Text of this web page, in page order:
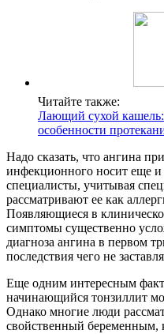
Читайте также:
Лающий сухой кашель:
особенности
Надо сказать, что ангина
инфекционного носит еще и
специалисты, учитывая
рассматривают ее как
Появляющиеся в
симптомы существенно
диагноза ангина в первом
последствия чего не
Еще одним интересным
начинающийся тонзиллит
Однако многие люди
свойственный беременным,